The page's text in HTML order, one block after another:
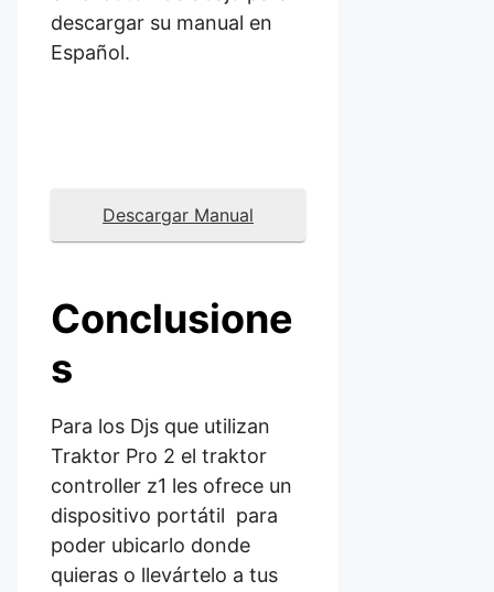
descargar su manual en
Español.
Descargar Manual
Conclusione
s
Para los Djs que utilizan
Traktor Pro 2 el traktor
controller z1 les ofrece un
dispositivo portátil para
poder ubicarlo donde
quieras o llevártelo a tus